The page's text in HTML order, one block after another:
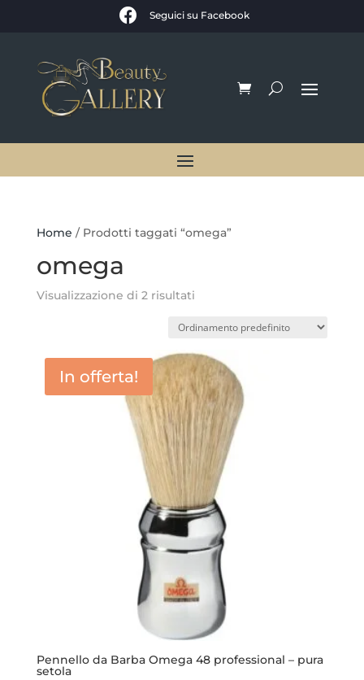
 Seguici su Facebook
Home / Prodotti taggati “omega”
omega
Visualizzazione di 2 risultati
In offerta!
Pennello da Barba Omega 48 professional – pura
setola